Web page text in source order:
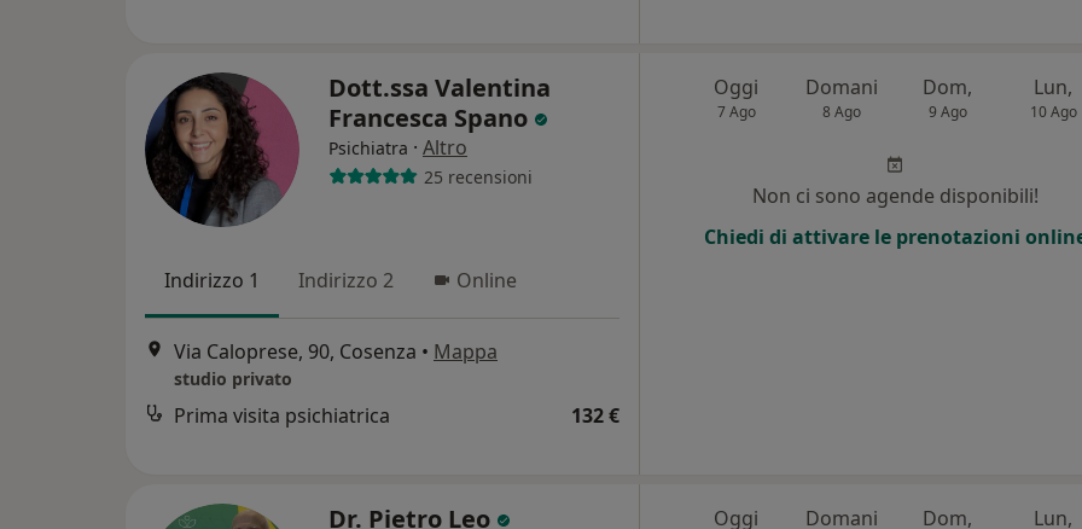
Dott.ssa Valentina
Francesca Spano
Psichiatra · Altro
25 recensioni
Indirizzo 1 Indirizzo 2 Online
Via Caloprese, 90, Cosenza • Mappa
studio privato
Prima visita psichiatrica 132 €
Oggi
7 Ago
Domani
8 Ago
Dom,
9 Ago
Lun,
10 Ago
Non ci sono agende disponibili!
Chiedi di attivare le prenotazioni
Dr. Pietro Leo Oggi Domani Dom, Lun,